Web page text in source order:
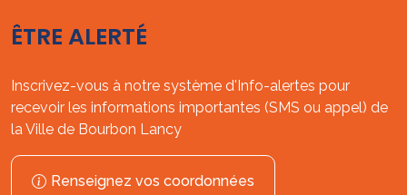
ÊTRE ALERTÉ
Inscrivez-vous à notre système d'Info-alertes pour
recevoir les informations importantes (SMS ou appel) de
la Ville de Bourbon Lancy
Renseignez vos coordonnées